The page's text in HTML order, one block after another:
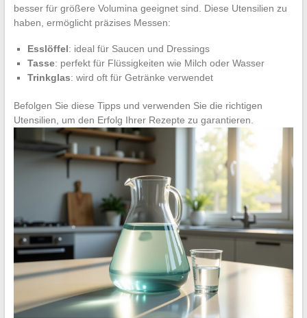
besser für größere Volumina geeignet sind. Diese Utensilien zu
haben, ermöglicht präzises Messen:
Esslöffel: ideal für Saucen und Dressings
Tasse: perfekt für Flüssigkeiten wie Milch oder Wasser
Trinkglas: wird oft für Getränke verwendet
Befolgen Sie diese Tipps und verwenden Sie die richtigen
Utensilien, um den Erfolg Ihrer Rezepte zu garantieren.